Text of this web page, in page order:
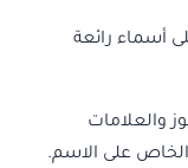
أسماء رائعة
والعلامات
على الاسم.